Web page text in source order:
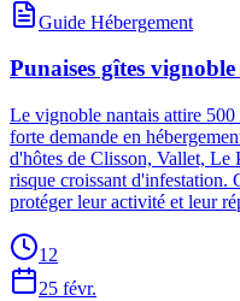
Guide Hébergement
Punaises gîtes
Le vignoble nantais attire
forte demande en
d'hôtes de Clisson, Vallet,
risque croissant d'infestation.
protéger leur activité et leur
12
25 févr.